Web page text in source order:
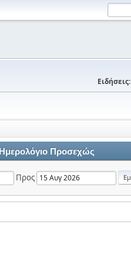
Ειδήσεις:
Ημερολόγιο Προσεχώς
Προς